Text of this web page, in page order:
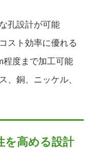
孔設計が可能
スト効率に優れる
程度まで加工可能
、銅、ニッケル、
を高める設計